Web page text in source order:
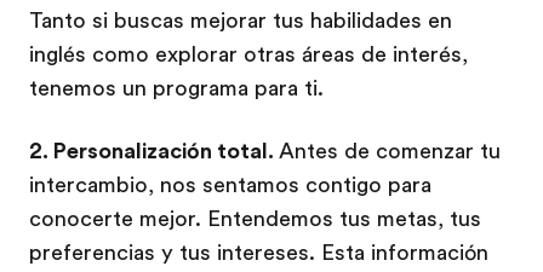
Tanto si buscas mejorar tus habilidades en
inglés como explorar otras áreas de interés,
tenemos un programa para ti.
2. Personalización total. Antes de comenzar tu
intercambio, nos sentamos contigo para
conocerte mejor. Entendemos tus metas, tus
preferencias y tus intereses. Esta información